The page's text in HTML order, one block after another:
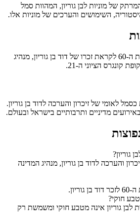
של מוניות לבן גוריון, המהוות סמל
השימושים והערכים של מוניות אלו.
מוניות לבן גוריון נוצרו בשנות ה-60 לקראת זכרו של דוד בן גוריון, מנהיג
קונגרס הציוני ה-21.
לאומי של זיכרון והערכה לדוד בן גוריון.
מדיניים ותרבותיים בישראל ובעולם.
גוריון?
והערכה לדוד בן גוריון, מנהיג המדינה
חוקי?
לבן גוריון אינה מטבע חוקי ומשמשת רק